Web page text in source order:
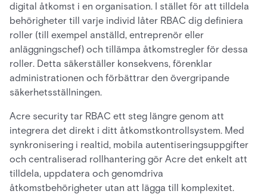
digital åtkomst i en organisation. I stället för att tilldela
behörigheter till varje individ låter RBAC dig definiera
roller (till exempel anställd, entreprenör eller
anläggningschef) och tillämpa åtkomstregler för dessa
roller. Detta säkerställer konsekvens, förenklar
administrationen och förbättrar den övergripande
säkerhetsställningen.
Acre security tar RBAC ett steg längre genom att
integrera det direkt i ditt åtkomstkontrollsystem. Med
synkronisering i realtid, mobila autentiseringsuppgifter
och centraliserad rollhantering gör Acre det enkelt att
tilldela, uppdatera och genomdriva
åtkomstbehörigheter utan att lägga till komplexitet.